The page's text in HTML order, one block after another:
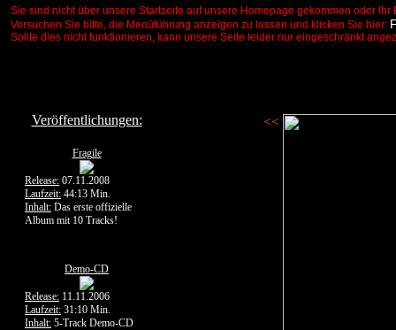
Sie sind nicht über unsere Startseite auf unsere Homepage gekommen oder
Versuchen Sie bitte, die Menüführung anzeigen zu lassen und klicken Sie hier:
Sollte dies nicht funktionieren, kann unsere Seite leider nur eingeschränkt
Veröffentlichungen:
Fragile
Release: 07.11.2008
Laufzeit: 44:13 Min.
Inhalt: Das erste offizielle
Album mit 10 Tracks!
Demo-CD
Release: 11.11.2006
Laufzeit: 31:10 Min.
Inhalt: 5-Track Demo-CD
<<